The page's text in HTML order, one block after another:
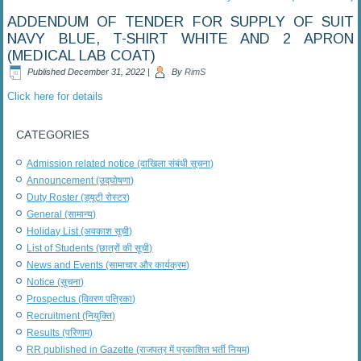
ADDENDUM OF TENDER FOR SUPPLY OF SUIT
NAVY BLUE, T-SHIRT WHITE AND 2 APRON
(MEDICAL LAB COAT)
Published December 31, 2022 | By RimS
Click here for details
CATEGORIES
Admission related notice (दाखिला संबंधी सूचना)
Announcement (उद्घोषणा)
Duty Roster (ड्यूटी रोस्टर)
General (सामान्य)
Holiday List (अवकाश सूची)
List of Students (छात्रों की सूची)
News and Events (सामाचार और कार्यक्रम)
Notice (सूचना)
Prospectus (विवरण पत्रिका)
Recruitment (नियुक्ति)
Results (परिणाम)
RR published in Gazette (राजपत्र में प्रकाशित भर्ती नियम)